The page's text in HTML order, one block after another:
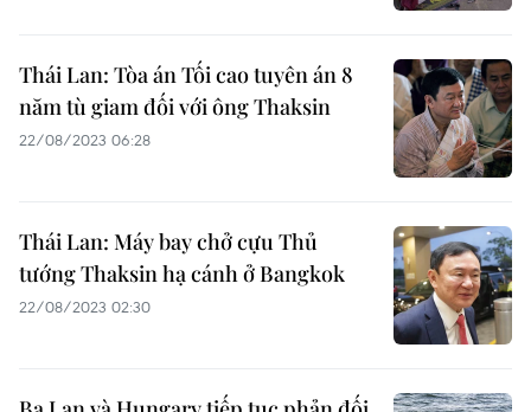
Thái Lan: Tòa án Tối cao tuyên án 8
năm tù giam đối với ông Thaksin
22/08/2023 06:28
Thái Lan: Máy bay chở cựu Thủ
tướng Thaksin hạ cánh ở Bangkok
22/08/2023 02:30